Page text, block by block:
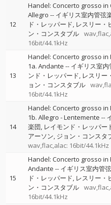
12
Handel: Concerto grosso in
Allegro -- イギリス室内管弦
ド・レッパード レスリー・
ン・コンスタブル
16bit/44.1kHz
13
Handel: Concerto grosso in
1a. Andante -- イギリス室内
ンド・レッパード レスリー
ョン・コンスタブル
16bit/44.1kHz
14
Handel: Concerto grosso in
1b. Allegro - Lentemente --
楽団 レイモンド・レッパー
アーソン ジョン・コンスタ
wav,flac,alac: 16bit/44.1kHz
15
Handel: Concerto grosso in
Andante -- イギリス室内管
ド・レッパード レスリー・
ン・コンスタブル
16bit/44.1kHz